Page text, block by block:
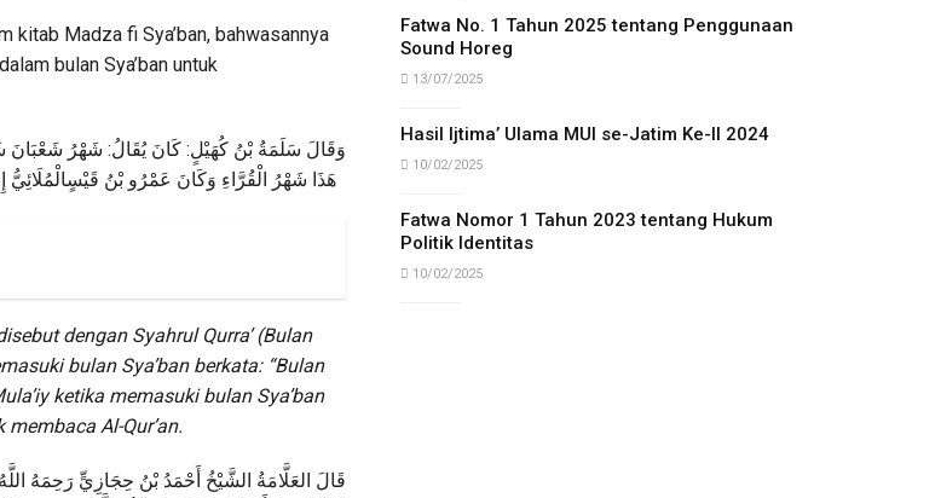
kitab Madza fi Sya’ban, bahwasannya
bulan Sya’ban untuk
وَقَالَ سَلَمَةُ بْنُ كُهَيْلٍ: كَانَ يُقَالُ: شَهْرُ شَعْبَانَ
هَذَا شَهْرُ الْقُرَّاءِ وَكَانَ عَمْرُو بْنُ قَيْسٍالْمُلَائِيُّ
dengan Syahrul Qurra’ (Bulan
bulan Sya’ban berkata: “Bulan
ketika memasuki bulan Sya’ban
Al-Qur’an.
قَالَ العَلَّامَةُ الشَّيْخُ أَحْمَدُ بْنُ حِجَازِيٍّ رَحِمَهُ اللَّهُ
Fatwa No. 1 Tahun 2025 tentang Penggunaan
Sound Horeg
13/07/2025
Hasil Ijtima’ Ulama MUI se-Jatim Ke-II 2024
10/02/2025
Fatwa Nomor 1 Tahun 2023 tentang Hukum
Politik Identitas
10/02/2025